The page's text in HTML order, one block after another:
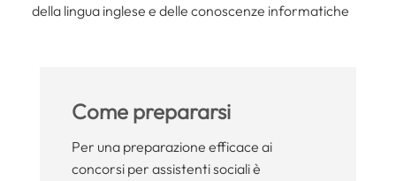
della lingua inglese e delle conoscenze informatiche
Come prepararsi
Per una preparazione efficace ai
concorsi per assistenti sociali è